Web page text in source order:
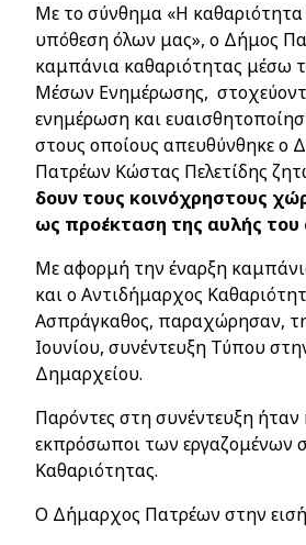
Με το σύνθημα «Η καθαριότητα
υπόθεση όλων μας», ο Δήμος
καμπάνια καθαριότητας μέσω
Μέσων Ενημέρωσης,
ενημέρωση και
στους οποίους απευθύνθηκε ο
Πατρέων Κώστας Πελετίδης
δουν τους κοινόχρηστους
ως προέκταση της αυλής του
Με αφορμή την έναρξη
και ο Αντιδήμαρχος
Ασπράγκαθος, παραχώρησαν,
Ιουνίου, συνέντευξη Τύπου
Δημαρχείου.
Παρόντες στη συνέντευξη ήταν
εκπρόσωποι των εργαζομένων
Καθαριότητας.
Ο Δήμαρχος Πατρέων στην